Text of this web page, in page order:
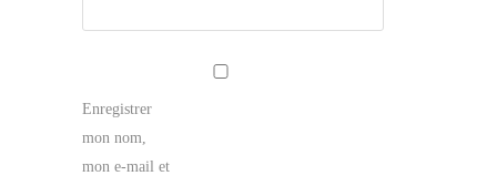
Enregistrer
mon nom,
mon e-mail et